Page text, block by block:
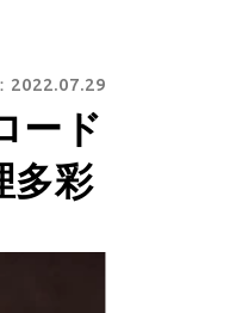
ード
多彩
2022.07.29